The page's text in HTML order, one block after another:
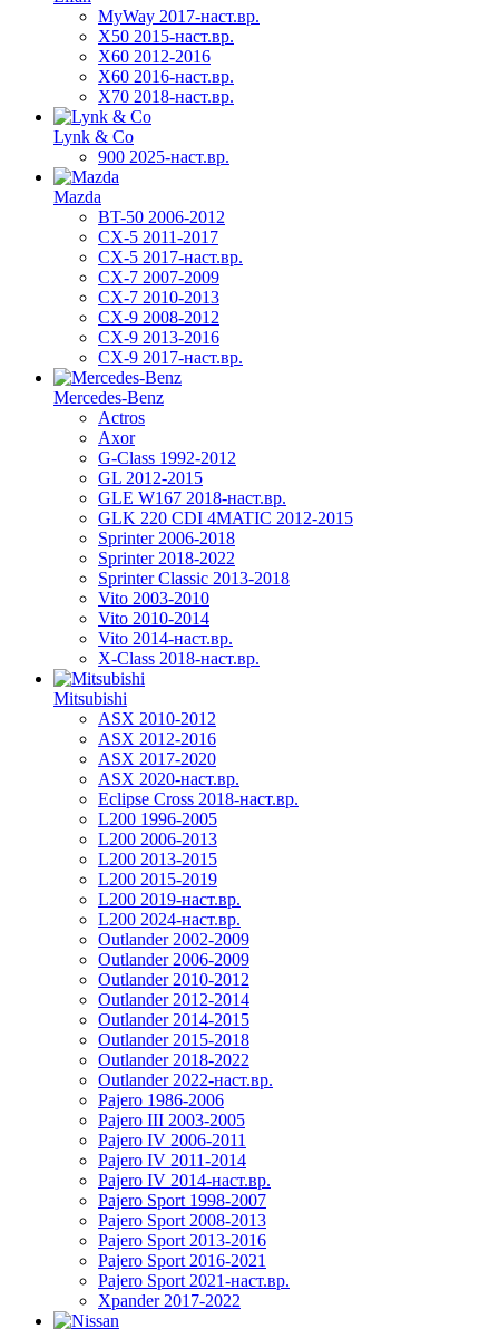
MyWay 2017-наст.вр.
X50 2015-наст.вр.
X60 2012-2016
X60 2016-наст.вр.
X70 2018-наст.вр.
Lynk & Co
900 2025-наст.вр.
Mazda
BT-50 2006-2012
CX-5 2011-2017
CX-5 2017-наст.вр.
CX-7 2007-2009
CX-7 2010-2013
CX-9 2008-2012
CX-9 2013-2016
CX-9 2017-наст.вр.
Mercedes-Benz
Actros
Axor
G-Class 1992-2012
GL 2012-2015
GLE W167 2018-наст.вр.
GLK 220 CDI 4MATIC 2012-2015
Sprinter 2006-2018
Sprinter 2018-2022
Sprinter Classic 2013-2018
Vito 2003-2010
Vito 2010-2014
Vito 2014-наст.вр.
X-Class 2018-наст.вр.
Mitsubishi
ASX 2010-2012
ASX 2012-2016
ASX 2017-2020
ASX 2020-наст.вр.
Eclipse Cross 2018-наст.вр.
L200 1996-2005
L200 2006-2013
L200 2013-2015
L200 2015-2019
L200 2019-наст.вр.
L200 2024-наст.вр.
Outlander 2002-2009
Outlander 2006-2009
Outlander 2010-2012
Outlander 2012-2014
Outlander 2014-2015
Outlander 2015-2018
Outlander 2018-2022
Outlander 2022-наст.вр.
Pajero 1986-2006
Pajero III 2003-2005
Pajero IV 2006-2011
Pajero IV 2011-2014
Pajero IV 2014-наст.вр.
Pajero Sport 1998-2007
Pajero Sport 2008-2013
Pajero Sport 2013-2016
Pajero Sport 2016-2021
Pajero Sport 2021-наст.вр.
Xpander 2017-2022